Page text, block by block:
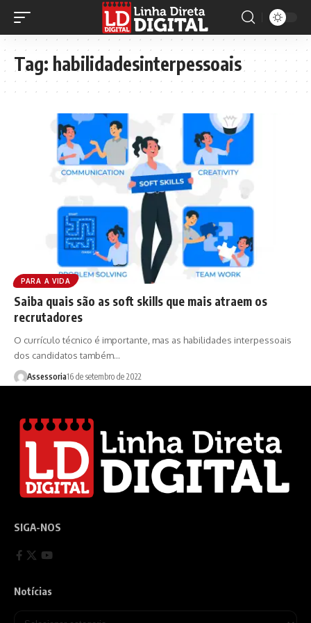
Tag: habilidadesinterpessoais
PARA A VIDA
Saiba quais são as soft skills que mais atraem os
recrutadores
O currículo técnico é importante, mas as habilidades interpessoais
dos candidatos também…
Assessoria16 de setembro de 2022
SIGA-NOS
Notícias